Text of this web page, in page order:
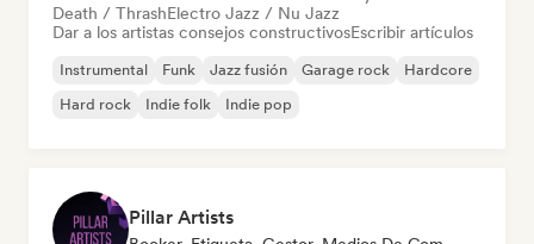
Death / ThrashElectro Jazz / Nu Jazz
Dar a los artistas consejos constructivosEscribir artículos
Instrumental Funk Jazz fusión Garage rock
Hardcore
Hard rock
Indie folk Indie pop
Pillar Artists